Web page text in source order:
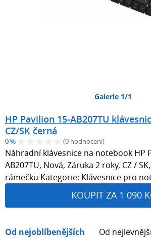
Galerie 1/1
HP Pavilion 15-AB207TU
CZ/SK černá
0 % (0 hodnocení)
Náhradní klávesnice na notebook HP
AB207TU, Nová, Záruka 2 roky, CZ /
rámečku Kategorie: Klávesnice pro
KOUPIT ZA 1 090
Od nejoblíbenějších Od